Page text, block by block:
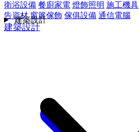
衛浴設備 餐廚家電 燈飾照明 施工機具
告資材 窗簾傢飾 傢俱設備 通信電腦
建築設計
建築設計